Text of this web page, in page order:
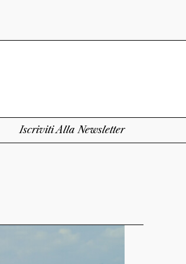
Iscriviti Alla Newsletter